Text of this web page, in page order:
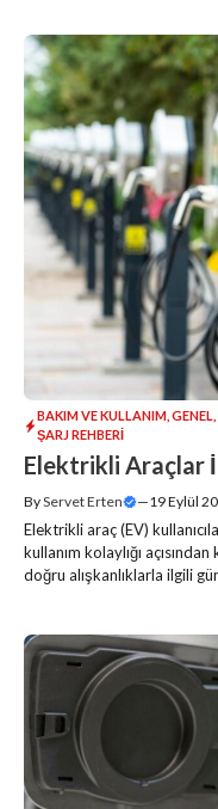
BAKIM VE KULLANIM GENEL
ŞARJ REHBERI
Elektrikli Araçlar
ByServet Erten —19 Eylül
Elektrikli araç (EV)
kullanım kolaylığı
doğru alışkanlıklarla ilgili